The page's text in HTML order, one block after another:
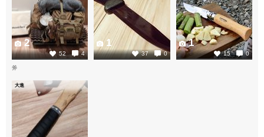
52 4
2
37 0
1
15 0
1
斧
大進